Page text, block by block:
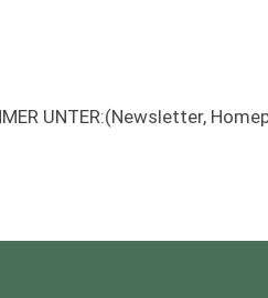
UNTER:(Newsletter,